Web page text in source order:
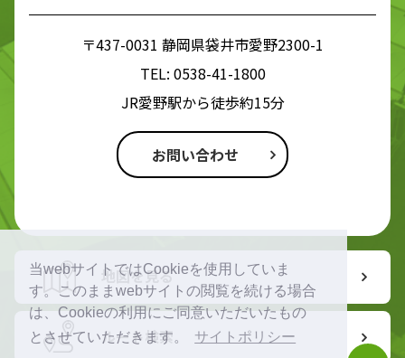
当webサイトではCookieを使用していま
す。このままwebサイトの閲覧を続ける場合
は、Cookieの利用にご同意いただいたもの
とさせていただきます。
サイトポリシー
〒437-0031 静岡県袋井市愛野2300-1
TEL: 0538-41-1800
JR愛野駅から徒歩約15分
お問い合わせ
地図を見る
ルート検索